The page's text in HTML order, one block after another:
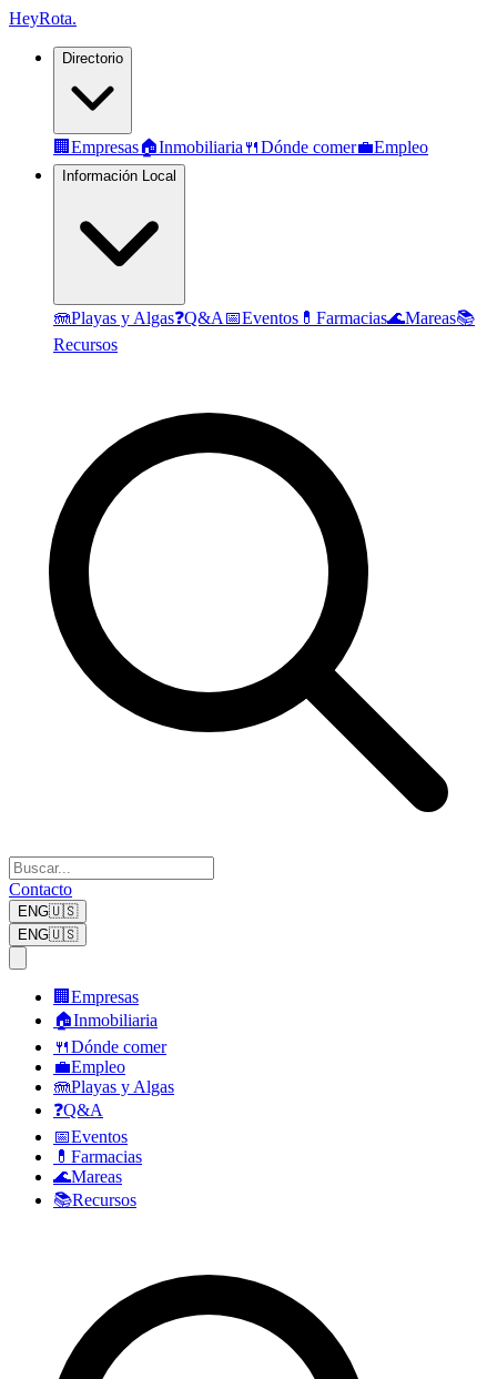
HeyRota.
Directorio
🏢 Empresas🏠Inmobiliaria 🍴Dónde comer💼Empleo
Información Local
🪼Playas y Algas❓Q&A 📅Eventos 💊 Farmacias🌊Mareas📚
Recursos
Contacto
ENG🇺🇸
ENG🇺🇸
🏢 Empresas
🏠Inmobiliaria
🍴Dónde comer
💼Empleo
🪼Playas y Algas
❓Q&A
📅Eventos
💊 Farmacias
🌊Mareas
📚Recursos